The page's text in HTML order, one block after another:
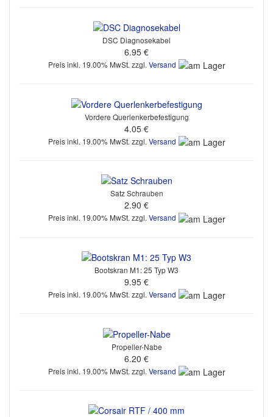
DSC Diagnosekabel
6.95 €
Preis inkl. 19.00% MwSt. zzgl. Versand
Vordere Querlenkerbefestigung
4.05 €
Preis inkl. 19.00% MwSt. zzgl. Versand
Satz Schrauben
2.90 €
Preis inkl. 19.00% MwSt. zzgl. Versand
Bootskran M1: 25 Typ W3
9.95 €
Preis inkl. 19.00% MwSt. zzgl. Versand
Propeller-Nabe
6.20 €
Preis inkl. 19.00% MwSt. zzgl. Versand